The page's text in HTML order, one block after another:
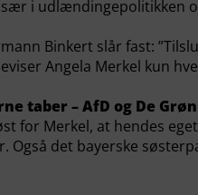
i udlændingepolitikken
Binkert slår fast:
Angela Merkel kun
taber – AfD og De
for Merkel, at hendes
Også det bayerske